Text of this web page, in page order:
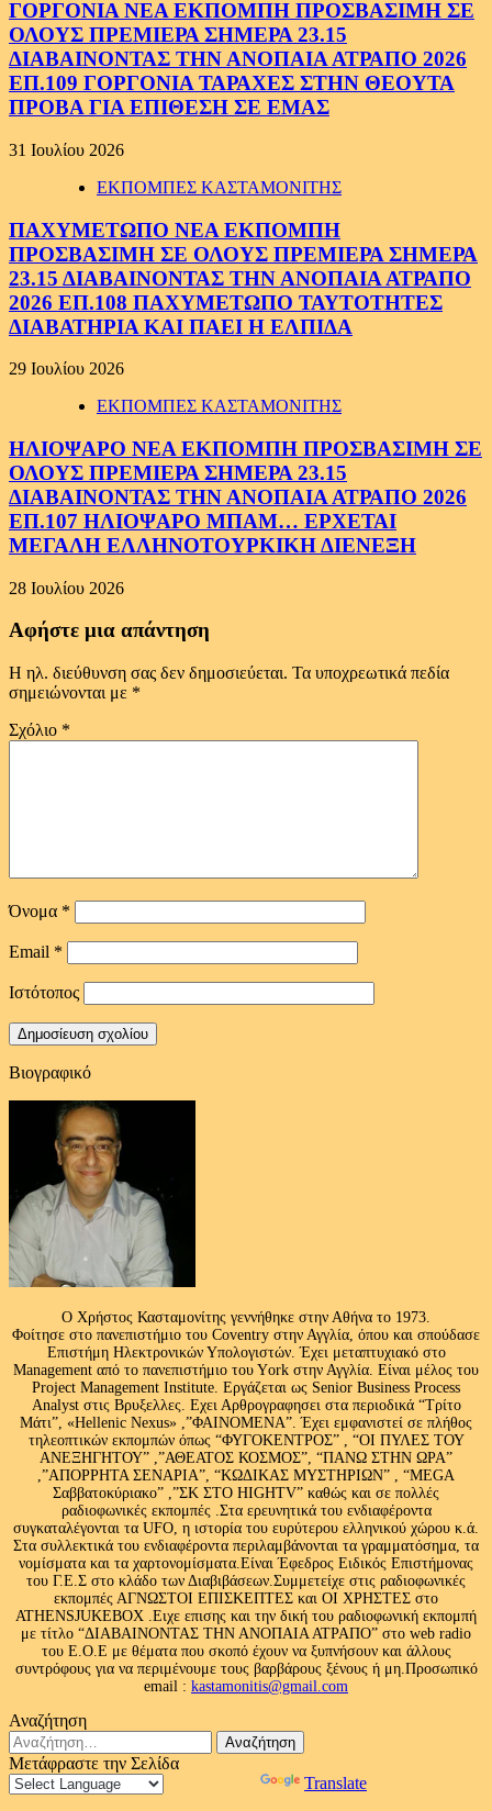
ΓΟΡΓΟΝΙΑ ΝΕΑ ΕΚΠΟΜΠΗ ΠΡΟΣΒΑΣΙΜΗ ΣΕ
ΟΛΟΥΣ ΠΡΕΜΙΕΡΑ ΣΗΜΕΡΑ 23.15
ΔΙΑΒΑΙΝΟΝΤΑΣ ΤΗΝ ΑΝΟΠΑΙΑ ΑΤΡΑΠΟ 2026
ΕΠ.109 ΓΟΡΓΟΝΙΑ ΤΑΡΑΧΕΣ ΣΤΗΝ ΘΕΟΥΤΑ
ΠΡΟΒΑ ΓΙΑ ΕΠΙΘΕΣΗ ΣΕ ΕΜΑΣ
31 Ιουλίου 2026
ΕΚΠΟΜΠΕΣ ΚΑΣΤΑΜΟΝΙΤΗΣ
ΠΑΧΥΜΕΤΩΠΟ ΝΕΑ ΕΚΠΟΜΠΗ
ΠΡΟΣΒΑΣΙΜΗ ΣΕ ΟΛΟΥΣ ΠΡΕΜΙΕΡΑ ΣΗΜΕΡΑ
23.15 ΔΙΑΒΑΙΝΟΝΤΑΣ ΤΗΝ ΑΝΟΠΑΙΑ ΑΤΡΑΠΟ
2026 ΕΠ.108 ΠΑΧΥΜΕΤΩΠΟ ΤΑΥΤΟΤΗΤΕΣ
ΔΙΑΒΑΤΗΡΙΑ ΚΑΙ ΠΑΕΙ Η ΕΛΠΙΔΑ
29 Ιουλίου 2026
ΕΚΠΟΜΠΕΣ ΚΑΣΤΑΜΟΝΙΤΗΣ
ΗΛΙΟΨΑΡΟ ΝΕΑ ΕΚΠΟΜΠΗ ΠΡΟΣΒΑΣΙΜΗ ΣΕ
ΟΛΟΥΣ ΠΡΕΜΙΕΡΑ ΣΗΜΕΡΑ 23.15
ΔΙΑΒΑΙΝΟΝΤΑΣ ΤΗΝ ΑΝΟΠΑΙΑ ΑΤΡΑΠΟ 2026
ΕΠ.107 ΗΛΙΟΨΑΡΟ ΜΠΑΜ… ΕΡΧΕΤΑΙ
ΜΕΓΑΛΗ ΕΛΛΗΝΟΤΟΥΡΚΙΚΗ ΔΙΕΝΕΞΗ
28 Ιουλίου 2026
Αφήστε μια απάντηση
Η ηλ. διεύθυνση σας δεν δημοσιεύεται. Τα υποχρεωτικά πεδία
σημειώνονται με *
Σχόλιο *
Όνομα *
Email *
Ιστότοπος
Βιογραφικό
Ο Χρήστος Κασταμονίτης γεννήθηκε στην Αθήνα το 1973.
Φοίτησε στο πανεπιστήμιο του Coventry στην Αγγλία, όπου και σπούδασε
Επιστήμη Ηλεκτρονικών Υπολογιστών. Έχει μεταπτυχιακό στο
Management από το πανεπιστήμιο του Υork στην Αγγλία. Είναι μέλος του
Project Management Institute. Εργάζεται ως Senior Business Process
Analyst στις Βρυξελλες. Εχει Αρθρογραφησει στα περιοδικά “Τρίτο
Μάτι”, «Hellenic Nexus» ,”ΦΑΙΝΟΜΕΝΑ”. Έχει εμφανιστεί σε πλήθος
τηλεοπτικών εκπομπών όπως “ΦΥΓΟΚΕΝΤΡΟΣ” , “ΟΙ ΠΥΛΕΣ ΤΟΥ
ΑΝΕΞΗΓΗΤΟΥ” ,”ΑΘΕΑΤΟΣ ΚΟΣΜΟΣ”, “ΠΑΝΩ ΣΤΗΝ ΩΡΑ”
,”ΑΠΟΡΡΗΤΑ ΣΕΝΑΡΙΑ”, “ΚΩΔΙΚΑΣ ΜΥΣΤΗΡΙΩΝ” , “MEGA
Σαββατοκύριακο” ,”ΣΚ ΣΤΟ HIGHTV” καθώς και σε πολλές
ραδιοφωνικές εκπομπές .Στα ερευνητικά του ενδιαφέροντα
συγκαταλέγονται τα UFO, η ιστορία του ευρύτερου ελληνικού χώρου κ.ά.
Στα συλλεκτικά του ενδιαφέροντα περιλαμβάνονται τα γραμματόσημα, τα
νομίσματα και τα χαρτονομίσματα.Είναι Έφεδρος Ειδικός Επιστήμονας
του Γ.Ε.Σ στο κλάδο των Διαβιβάσεων.Συμμετείχε στις ραδιοφωνικές
εκπομπές ΑΓΝΩΣΤΟΙ ΕΠΙΣΚΕΠΤΕΣ και ΟΙ ΧΡΗΣΤΕΣ στο
ATHENSJUKEBOX .Ειχε επισης και την δική του ραδιοφωνική εκπομπή
με τίτλο “ΔΙΑΒΑΙΝΟΝΤΑΣ ΤΗΝ ΑΝΟΠΑΙΑ ΑΤΡΑΠΟ” στο web radio
του Ε.Ο.Ε με θέματα που σκοπό έχουν να ξυπνήσουν και άλλους
συντρόφους για να περιμένουμε τους βαρβάρους ξένους ή μη.Προσωπικό
email : kastamonitis@gmail.com
Αναζήτηση
Αναζήτηση
για:
Μετάφραστε την Σελίδα
Translate